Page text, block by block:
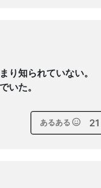
り知られていない。
いた。
あるある 21